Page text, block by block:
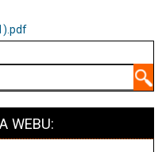
WEBU: